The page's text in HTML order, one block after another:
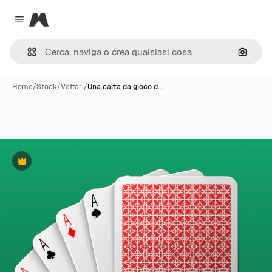
Close menu
Magnific
Cerca
Home/Stock/Vettori/Una carta da gioco d…
Premium